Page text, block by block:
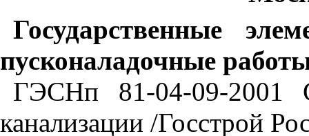
Государственные
пусконаладочные
ГЭСНп 81-04-09-2001
канализации /Госстрой